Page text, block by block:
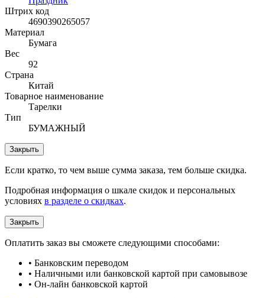
Штрих код
4690390265057
Материал
Бумага
Вес
92
Страна
Китай
Товарное наименование
Тарелки
Тип
БУМАЖНЫЙ
Закрыть
Если кратко, то чем выше сумма заказа, тем больше скидка.
Подробная информация о шкале скидок и персональных
условиях в разделе о скидках.
Закрыть
Оплатить заказ вы сможете следующими способами:
• Банковским переводом
• Наличными или банковской картой при самовывозе
• Он-лайн банковской картой